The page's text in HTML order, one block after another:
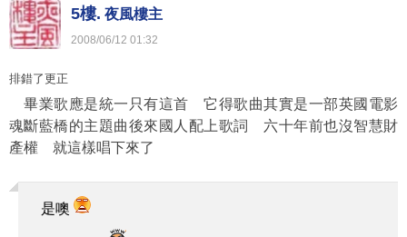
5樓. 夜風樓主
2008/06/12 01:32
排錯了更正
畢業歌應是統一只有這首 它得歌曲其實是一部英國電影
魂斷藍橋的主題曲後來國人配上歌詞 六十年前也沒智慧財
產權 就這樣唱下來了
是噢